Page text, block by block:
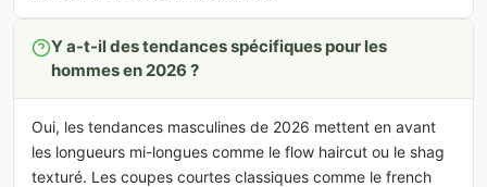
Y a-t-il des tendances spécifiques pour les
hommes en 2026 ?
Oui, les tendances masculines de 2026 mettent en avant
les longueurs mi-longues comme le flow haircut ou le shag
texturé. Les coupes courtes classiques comme le french